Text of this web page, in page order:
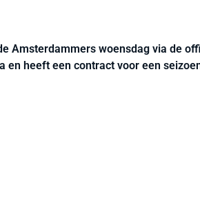
Amsterdammers woensdag via de
heeft een contract voor een